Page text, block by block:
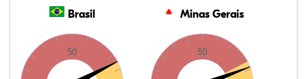
Brasil
50
Minas Gerais
50